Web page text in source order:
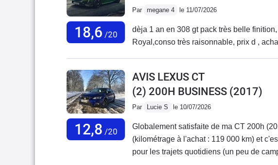
18,6 /20
Par megane 4 le 11/07/2026
dèja 1 an en 308 gt pack très belle
Royal,conso très raisonnable, prix d ,
12,8 /20
AVIS LEXUS CT
(2) 200H BUSINESS (2017)
Par Lucie S le 10/07/2026
Globalement satisfaite de ma CT 200h
(kilométrage à l'achat : 119 000 km) et
pour les trajets quotidiens (un peu de